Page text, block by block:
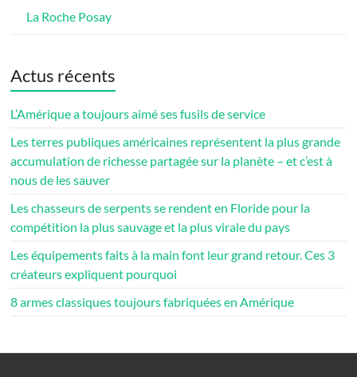
La Roche Posay
Actus récents
L’Amérique a toujours aimé ses fusils de service
Les terres publiques américaines représentent la plus grande
accumulation de richesse partagée sur la planète – et c’est à
nous de les sauver
Les chasseurs de serpents se rendent en Floride pour la
compétition la plus sauvage et la plus virale du pays
Les équipements faits à la main font leur grand retour. Ces 3
créateurs expliquent pourquoi
8 armes classiques toujours fabriquées en Amérique